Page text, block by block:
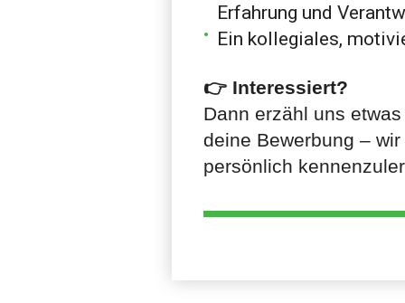
Erfahrung und
Ein kollegiales,
👉 Interessiert?
Dann erzähl uns
deine Bewerbung –
persönlich